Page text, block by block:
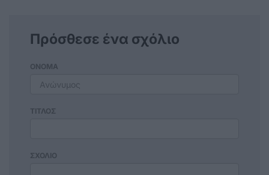
Πρόσθεσε ένα σχόλιο
ΟΝΟΜΑ
ΤΙΤΛΟΣ
ΣΧΟΛΙΟ